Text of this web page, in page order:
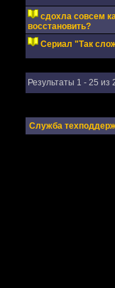
сдохла совсем
восстановить?
Сериал "Так
Результаты 1 - 25 из
Служба